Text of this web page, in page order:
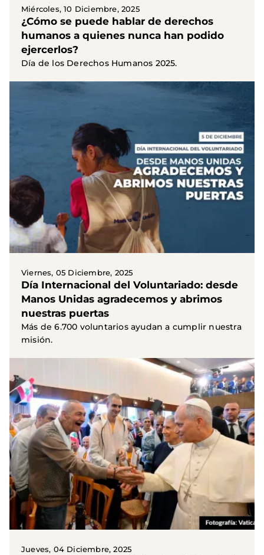
Miércoles, 10 Diciembre, 2025
¿Cómo se puede hablar de derechos
humanos a quienes nunca han podido
ejercerlos?
Día de los Derechos Humanos 2025.
Viernes, 05 Diciembre, 2025
Día Internacional del Voluntariado: desde
Manos Unidas agradecemos y abrimos
nuestras puertas
Más de 6.700 voluntarios ayudan a cumplir nuestra
misión.
Jueves, 04 Diciembre, 2025